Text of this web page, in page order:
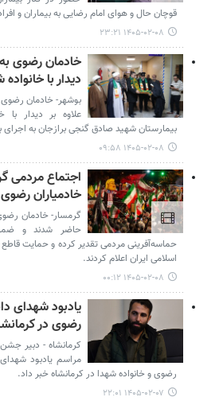
قوچان حال و هوای امام رضایی به بیماران و
۱۴۰۵-۰۲-۰۸ ۲۳:۲۱
خادمان رضوی به
دیدار با
بوشهر- خادمان
علاوه بر دیدار
بیمارستان شهید صادق گنجی برازجان به اجرای
۱۴۰۵-۰۲-۰۸ ۰۹:۵۸
اجتماع مردمی
خادمیاران
گرمسار- خادمان
حاضر شدند و
حماسه‌آفرینی مردمی تقدیر کرده و حمایت
اسلامی ایران اعلام کردند.
۱۴۰۵-۰۲-۰۸ ۰۰:۱۲
یادبود شهدای
رضوی در
کرمانشاه - دبیر
مراسم یادبود
رضوی و خانواده شهدا در کرمانشاه خبر داد.
۱۴۰۵-۰۲-۰۷ ۲۲:۰۱